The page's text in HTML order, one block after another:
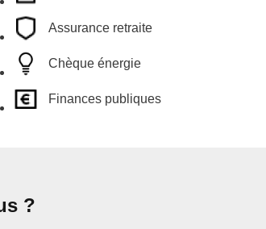
Assurance retraite
Chèque énergie
Finances publiques
?